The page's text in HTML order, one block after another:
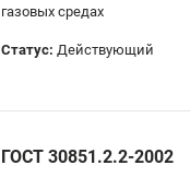
газовых средах
Статус: Действующий
ГОСТ 30851.2.2-2002